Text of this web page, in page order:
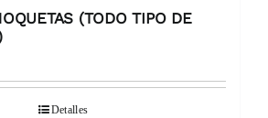
(TODO TIPO DE
Detalles